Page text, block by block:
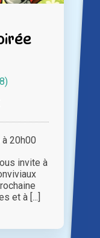
20h00
invite à
et à [...]